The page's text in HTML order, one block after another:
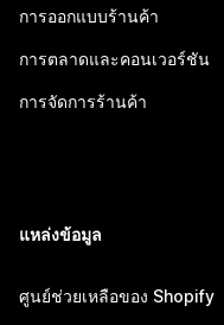
การออกแบบร้านค้า
การตลาดและคอนเวอร์ชัน
การจัดการร้านค้า
แหล่งข้อมูล
ศูนย์ช่วยเหลือของ Shopify